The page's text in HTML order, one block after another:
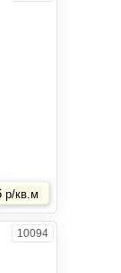
р/кв.м
10094